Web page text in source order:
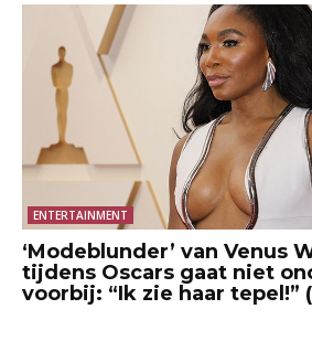
ENTERTAINMENT
‘Modeblunder’ van Venus
tijdens Oscars gaat niet
voorbij: “Ik zie haar tepel!”